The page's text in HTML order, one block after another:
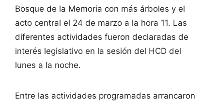
Bosque de la Memoria con más árboles y el
acto central el 24 de marzo a la hora 11. Las
diferentes actividades fueron declaradas de
interés legislativo en la sesión del HCD del
lunes a la noche.
Entre las actividades programadas arrancaron